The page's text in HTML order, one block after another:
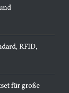
RFID,
für große